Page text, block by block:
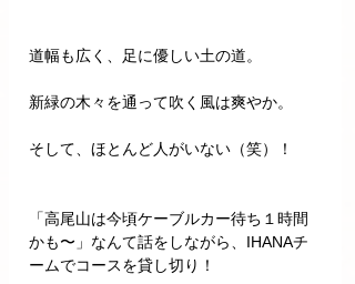
道幅も広く、足に優しい土の道。
新緑の木々を通って吹く風は爽やか。
そして、ほとんど人がいない（笑）！
「高尾山は今頃ケーブルカー待ち１時間
かも〜」なんて話をしながら、IHANAチ
ームでコースを貸し切り！